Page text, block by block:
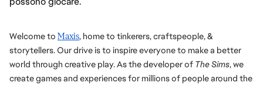
Welcome to Maxis, home to tinkerers, craftspeople, &
storytellers. Our drive is to inspire everyone to make a better
world through creative play. As the developer of The Sims, we
create games and experiences for millions of people around the